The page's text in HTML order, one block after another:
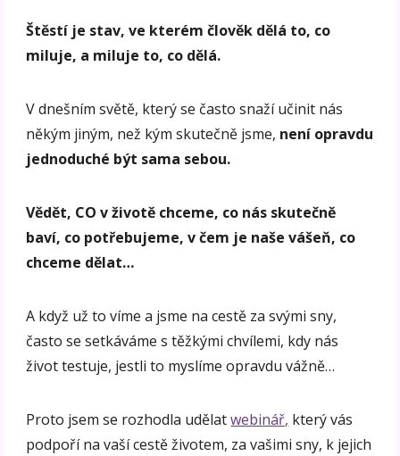
Štěstí je stav, ve kterém člověk dělá to, co
miluje, a miluje to, co dělá.
V dnešním světě, který se často snaží učinit nás
někým jiným, než kým skutečně jsme, není opravdu
jednoduché být sama sebou.
Vědět, CO v životě chceme, co nás skutečně
baví, co potřebujeme, v čem je naše vášeň, co
chceme dělat…
A když už to víme a jsme na cestě za svými sny,
často se setkáváme s těžkými chvílemi, kdy nás
život testuje, jestli to myslíme opravdu vážně…
Proto jsem se rozhodla udělatwebinář, který vás
podpoří na vaší cestě životem, za vašimi sny, k jejich